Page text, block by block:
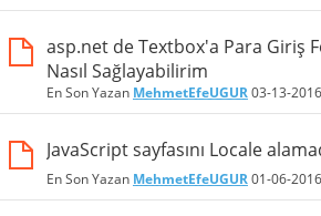
asp.net de Textbox'a Para Giriş
Nasıl Sağlayabilirim
En Son Yazan MehmetEfeUGUR03-13-2016
JavaScript sayfasını Locale
En Son Yazan MehmetEfeUGUR01-06-2016